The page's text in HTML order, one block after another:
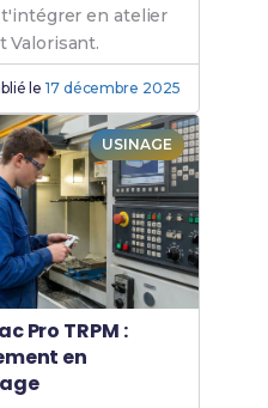
en atelier
Valorisant.
le17 décembre 2025
USINAGE
Pro TRPM :
en